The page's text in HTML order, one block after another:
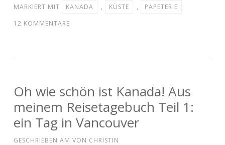
MARKIERT MIT
KANADA , KÜSTE ,
PAPETERIE
12 KOMMENTARE
Oh wie schön ist Kanada! Aus
meinem Reisetagebuch Teil 1:
ein Tag in Vancouver
GESCHRIEBEN AM VON CHRISTIN